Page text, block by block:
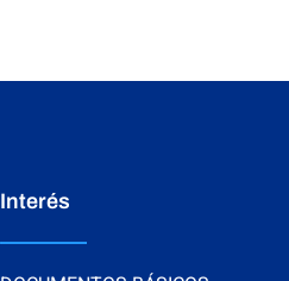
Interés